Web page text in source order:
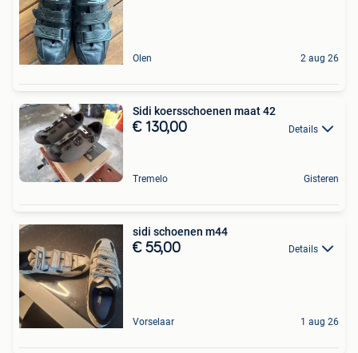
Olen 2 aug 26
Sidi koersschoenen maat 42
€ 130,00 Details
Tremelo Gisteren
sidi schoenen m44
€ 55,00 Details
Vorselaar 1 aug 26